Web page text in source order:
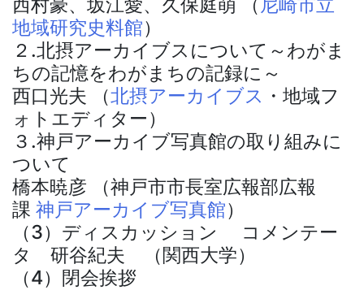
地域研究史料館）
２.北摂アーカイブスについて～わがま
ちの記憶をわがまちの記録に～
西口光夫 （北摂アーカイブス ・地域フ
ォトエディター）
３.神戸アーカイブ写真館の取り組みに
ついて
橋本暁彦 （神戸市市長室広報部広報
課 神戸アーカイブ写真館）
（3）ディスカッション コメンテー
タ 研谷紀夫 （関西大学）
（4）閉会挨拶